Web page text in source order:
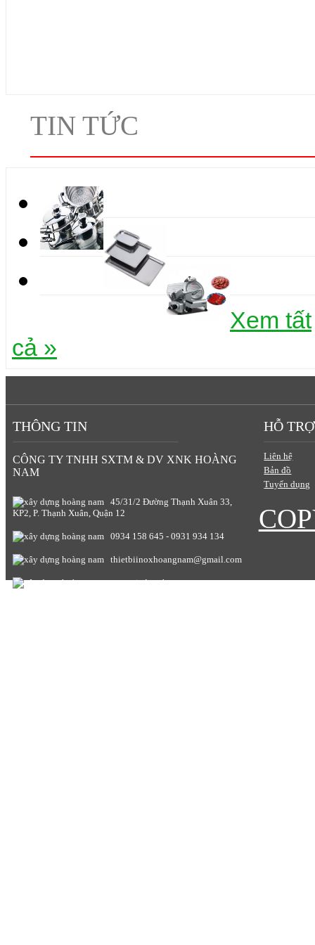
TIN TỨC
Xem tất
cả »
THÔNG TIN
CÔNG TY TNHH SXTM & DV XNK HOÀNG
NAM
45/31/2 Đường Thạnh Xuân 33,
KP2, P. Thạnh Xuân, Quận 12
0934 158 645 - 0931 934 134
thietbiinoxhoangnam@gmail.com
www.giadunghoangnam.com
HỖ TRỢ
Liên hệ
Bản đồ
Tuyển dụng